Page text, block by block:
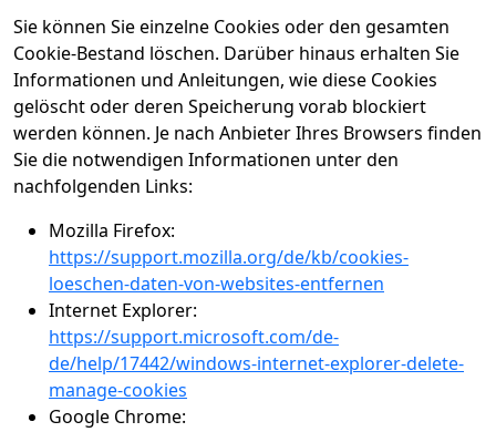
Sie können Sie einzelne Cookies oder den gesamten
Cookie-Bestand löschen. Darüber hinaus erhalten Sie
Informationen und Anleitungen, wie diese Cookies
gelöscht oder deren Speicherung vorab blockiert
werden können. Je nach Anbieter Ihres Browsers finden
Sie die notwendigen Informationen unter den
nachfolgenden Links:
Mozilla Firefox:
https://support.mozilla.org/de/kb/cookies-
loeschen-daten-von-websites-entfernen
Internet Explorer:
https://support.microsoft.com/de-
de/help/17442/windows-internet-explorer-delete-
manage-cookies
Google Chrome: